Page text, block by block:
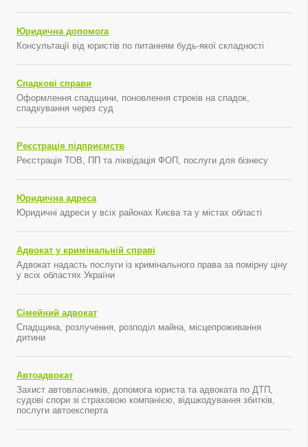
Юридична допомога
Консультації від юристів по питанням будь-якої складності
Спадкові справи
Оформлення спадщини, поновлення строків на спадок,
спадкування через суд
Реєстрація підприємств
Реєстрація ТОВ, ПП та ліквідація ФОП, послуги для бізнесу
Юридична адреса
Юридичні адреси у всіх районах Києва та у містах області
Адвокат у кримінальній справі
Адвокат надасть послуги із кримінального права за помірну ціну
у всіх областях України
Сімейний адвокат
Спадщина, розлучення, розподіл майна, місцепроживання
дитини
Автоадвокат
Захист автовласників, допомога юриста та адвоката по ДТП,
судові спори зі страховою компанією, відшкодування збитків,
послуги автоексперта